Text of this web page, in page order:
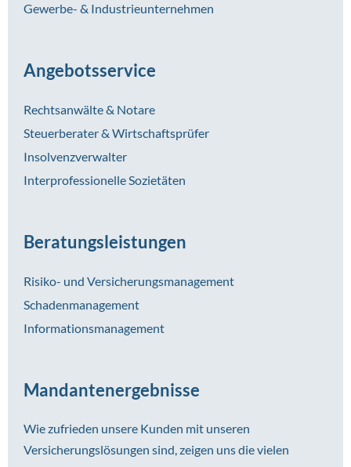
Gewerbe- & Industrieunternehmen
Angebotsservice
Rechtsanwälte & Notare
Steuerberater & Wirtschaftsprüfer
Insolvenzverwalter
Interprofessionelle Sozietäten
Beratungsleistungen
Risiko- und Versicherungsmanagement
Schadenmanagement
Informationsmanagement
Mandantenergebnisse
Wie zufrieden unsere Kunden mit unseren
Versicherungslösungen sind, zeigen uns die vielen